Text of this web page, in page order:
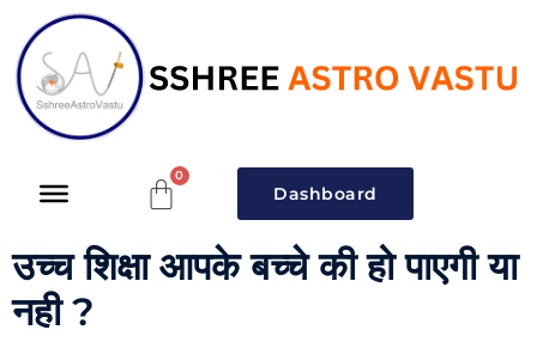
Dashboard
उच्च शिक्षा आपके बच्चे की हो पाएगी या
नही ?